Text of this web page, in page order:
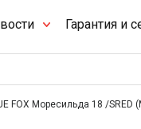
Гарантия и
FOX Моресильда 18 /SRED